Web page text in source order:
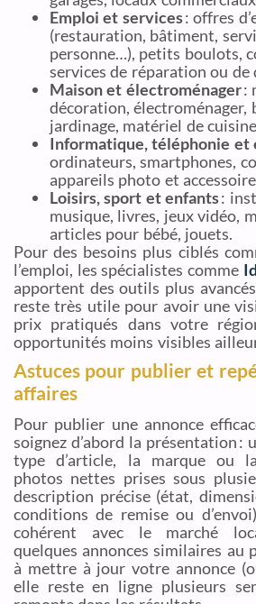
Emploi et services: offres
(restauration, bâtiment,
personne…), petits boulots,
services de réparation ou de
Maison et électroménager:
décoration, électroménager,
jardinage, matériel de
Informatique, téléphonie et
ordinateurs, smartphones,
appareils photo et
Loisirs, sport et enfants:
musique, livres, jeux vidéo,
articles pour bébé, jouets.
Pour des besoins plus ciblés
l’emploi, les spécialistes comme
apportent des outils plus
reste très utile pour avoir une
prix pratiqués dans votre
opportunités moins visibles
Astuces pour publier et
affaires
Pour publier une annonce
soignez d’abord la présentation :
type d’article, la marque ou
photos nettes prises sous
description précise (état,
conditions de remise ou
cohérent avec le marché
quelques annonces similaires au
à mettre à jour votre annonce
elle reste en ligne plusieurs